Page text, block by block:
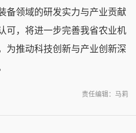
备领域的研发实力与产业贡献
可，将进一步完善我省农业机
为推动科技创新与产业创新深
责任编辑：马莉